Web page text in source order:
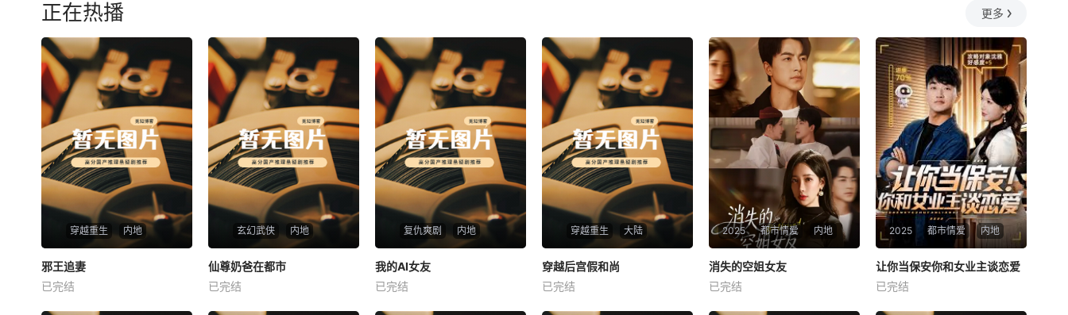
正在热播 更多
穿越重生 内地
邪王追妻
未知
邪王追妻
已完结
玄幻武侠 内地
仙尊奶爸在都市
未知
仙尊奶爸在都市
已完结
复仇爽剧 内地
我的AI女友
未知
我的AI女友
已完结
穿越重生 大陆
穿越后宫假和尚
未知
穿越后宫假和尚
已完结
2025 都市情爱 内地
消失的空姐女友
未知
消失的空姐女友
已完结
2025 都市情爱 内地
未知
让你当保安你和女业主谈恋爱
已完结